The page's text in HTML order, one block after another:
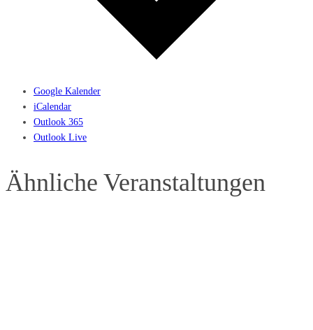
Google Kalender
iCalendar
Outlook 365
Outlook Live
Ähnliche Veranstaltungen